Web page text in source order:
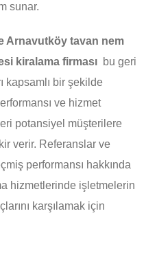
sunar.
Arnavutköy tavan nem
kiralama firması bu geri
kapsamlı bir şekilde
ve hizmet
potansiyel müşterilere
verir. Referanslar ve
performansı hakkında
hizmetlerinde işletmelerin
karşılamak için